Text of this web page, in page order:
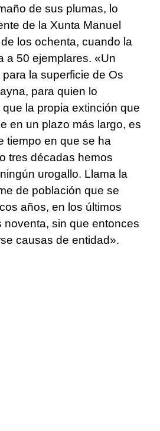
de sus plumas, lo
de la Xunta Manuel
los ochenta, cuando la
a 50 ejemplares. «Un
la superficie de Os
para quien lo
la propia extinción que
en un plazo más largo, es
tiempo en que se ha
tres décadas hemos
urogallo. Llama la
de población que se
años, en los últimos
noventa, sin que entonces
causas de entidad».